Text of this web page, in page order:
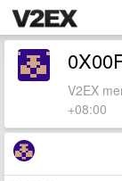
V2EX
+08:00